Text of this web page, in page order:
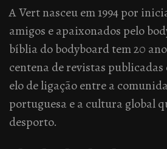
A Vert nasceu em 1994 por
amigos e apaixonados pelo
bíblia do bodyboard tem 20
centena de revistas
elo de ligação entre a
portuguesa e a cultura global
desporto.